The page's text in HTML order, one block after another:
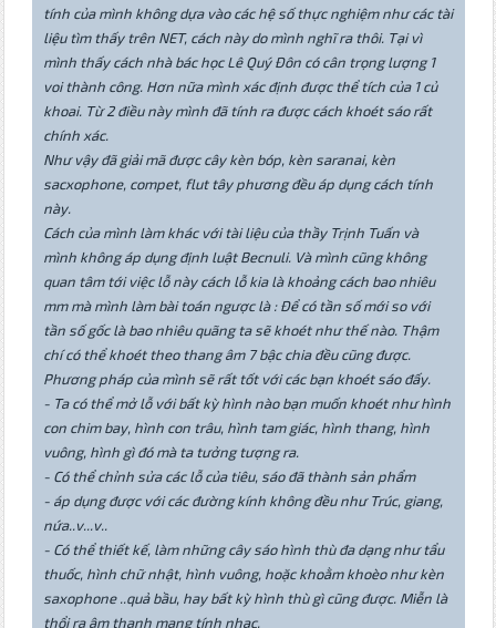
tính của mình không dựa vào các hệ số thực nghiệm như các tài
liệu tìm thấy trên NET, cách này do mình nghĩ ra thôi. Tại vì
mình thấy cách nhà bác học Lê Quý Đôn có cân trọng lượng 1
voi thành công. Hơn nữa mình xác định được thể tích của 1 củ
khoai. Từ 2 điều này mình đã tính ra được cách khoét sáo rất
chính xác.
Như vậy đã giải mã được cây kèn bóp, kèn saranai, kèn
sacxophone, compet, flut tây phương đều áp dụng cách tính
này.
Cách của mình làm khác với tài liệu của thầy Trịnh Tuấn và
mình không áp dụng định luật Becnuli. Và mình cũng không
quan tâm tới việc lỗ này cách lỗ kia là khoảng cách bao nhiêu
mm mà mình làm bài toán ngược là : Để có tần số mới so với
tần số gốc là bao nhiêu quãng ta sẽ khoét như thế nào. Thậm
chí có thể khoét theo thang âm 7 bậc chia đều cũng được.
Phương pháp của mình sẽ rất tốt với các bạn khoét sáo đấy.
- Ta có thể mở lỗ với bất kỳ hình nào bạn muốn khoét như hình
con chim bay, hình con trâu, hình tam giác, hình thang, hình
vuông, hình gì đó mà ta tưởng tượng ra.
- Có thể chỉnh sửa các lỗ của tiêu, sáo đã thành sản phẩm
- áp dụng được với các đường kính không đều như Trúc, giang,
nứa..v...v..
- Có thể thiết kế, làm những cây sáo hình thù đa dạng như tẩu
thuốc, hình chữ nhật, hình vuông, hoặc khoằm khoèo như kèn
saxophone ..quả bầu, hay bất kỳ hình thù gì cũng được. Miễn là
thổi ra âm thanh mang tính nhạc.